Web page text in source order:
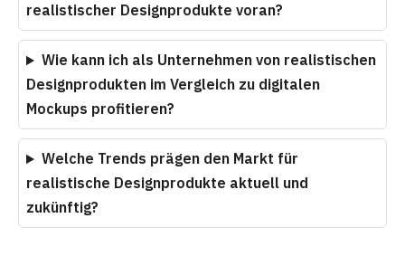
realistischer Designprodukte voran?
Wie kann ich als Unternehmen von realistischen
Designprodukten im Vergleich zu digitalen
Mockups profitieren?
Welche Trends prägen den Markt für
realistische Designprodukte aktuell und
zukünftig?